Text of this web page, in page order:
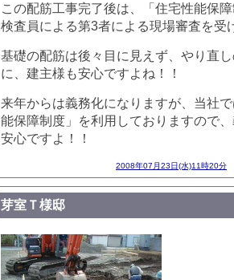
この配筋工事完了後は、「住宅性能保
検査員による第3者による現場審査を受
基礎の配筋は後々目に見えず、やり直
に、建主様も安心ですよね！！
来年からは義務化になりますが、当社
能保障制度」を利用しておりますので
安心ですよ！！
2008年07月23日(水)11時20分
芽室Ｔ様邸